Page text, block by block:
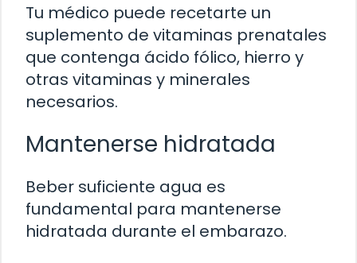
Tu médico puede recetarte un
suplemento de vitaminas prenatales
que contenga ácido fólico, hierro y
otras vitaminas y minerales
necesarios.
Mantenerse hidratada
Beber suficiente agua es
fundamental para mantenerse
hidratada durante el embarazo.